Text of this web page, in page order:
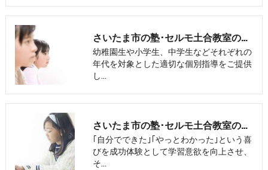
さいたま市の塾･セルモ土合教室の口コミ情報
幼稚園生や小学生、中学生などそれぞれの
年代を対象とした適切な個別指導をご提供
し…
さいたま市の塾･セルモ土合教室のお客様の声
｢自分でできた｣｢やっとわかった｣という喜
びを成功体験として学習意欲を向上させ、
そ…